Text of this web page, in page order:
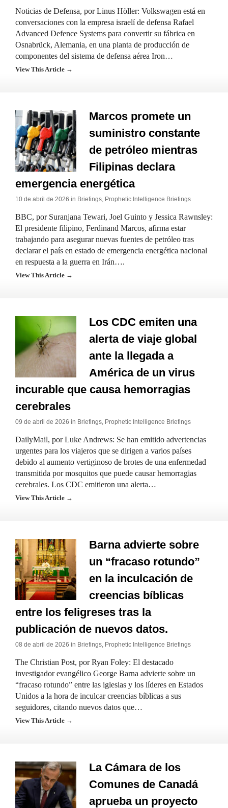
Noticias de Defensa, por Linus Höller: Volkswagen está en
conversaciones con la empresa israelí de defensa Rafael
Advanced Defence Systems para convertir su fábrica en
Osnabrück, Alemania, en una planta de producción de
componentes del sistema de defensa aérea Iron…
View This Article →
Marcos promete un
suministro constante
de petróleo mientras
Filipinas declara
emergencia energética
10 de abril de 2026 in Briefings, Prophetic Intelligence Briefings
BBC, por Suranjana Tewari, Joel Guinto y Jessica Rawnsley:
El presidente filipino, Ferdinand Marcos, afirma estar
trabajando para asegurar nuevas fuentes de petróleo tras
declarar el país en estado de emergencia energética nacional
en respuesta a la guerra en Irán….
View This Article →
Los CDC emiten una
alerta de viaje global
ante la llegada a
América de un virus
incurable que causa hemorragias
cerebrales
09 de abril de 2026 in Briefings, Prophetic Intelligence Briefings
DailyMail, por Luke Andrews: Se han emitido advertencias
urgentes para los viajeros que se dirigen a varios países
debido al aumento vertiginoso de brotes de una enfermedad
transmitida por mosquitos que puede causar hemorragias
cerebrales. Los CDC emitieron una alerta…
View This Article →
Barna advierte sobre
un “fracaso rotundo”
en la inculcación de
creencias bíblicas
entre los feligreses tras la
publicación de nuevos datos.
08 de abril de 2026 in Briefings, Prophetic Intelligence Briefings
The Christian Post, por Ryan Foley: El destacado
investigador evangélico George Barna advierte sobre un
“fracaso rotundo” entre las iglesias y los líderes en Estados
Unidos a la hora de inculcar creencias bíblicas a sus
seguidores, citando nuevos datos que…
View This Article →
La Cámara de los
Comunes de Canadá
aprueba un proyecto